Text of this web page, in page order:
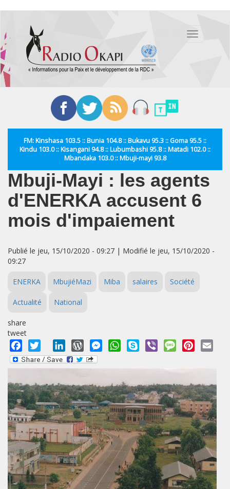
contenu
principal
Toggle
FM: Kinshasa 103.5 :: Bunia 104.8 :: Bukavu 95.3 :: Goma 95.5 ::
Kindu 103.0 :: Kisangani 94.8 :: Lubumbashi 95.8 :: Matadi 102.0 ::
Mbandaka 103.0 :: Mbuji-mayi 93.8
Mbuji-Mayi : les agents
d'ENERKA accusent 6
mois d'impaiement
Publié le jeu, 15/10/2020 - 09:27 | Modifié le jeu, 15/10/2020 -
09:27
ENERKA MbujiéMazi Miba salaires Société
Actualité National
share
tweet
Facebook
Twitter LinkedInWordPressMessengerWhatsApp
Skype Viber MessagePinterest